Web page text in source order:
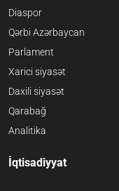
Diaspor
Qərbi Azərbaycan
Parlament
Xarici siyasət
Daxili siyasət
Qarabağ
Analitika
İqtisadiyyat